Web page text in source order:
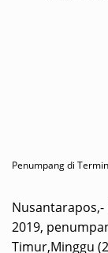
Penumpang di
2019,
Timur,Minggu